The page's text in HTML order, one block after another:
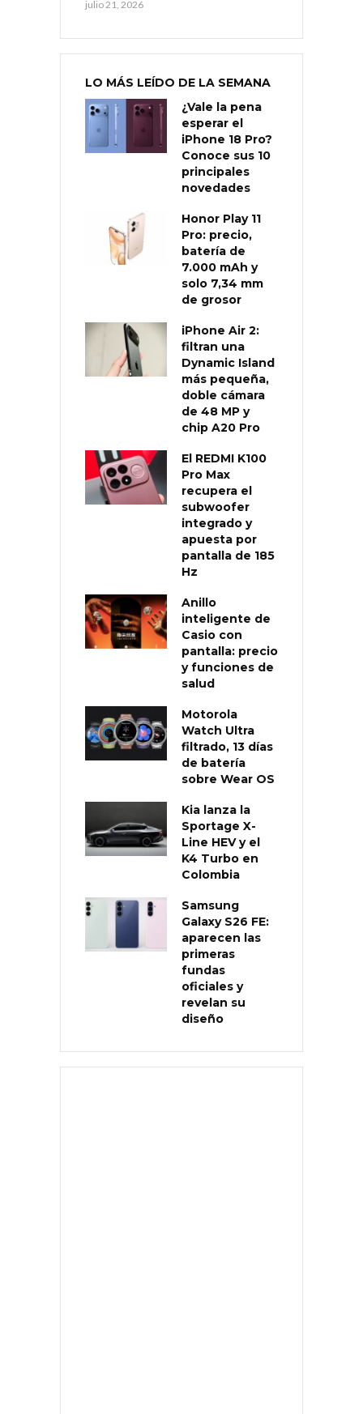
julio 21, 2026
LO MÁS LEÍDO DE LA SEMANA
¿Vale la pena
esperar el
iPhone 18 Pro?
Conoce sus 10
principales
novedades
Honor Play 11
Pro: precio,
batería de
7.000 mAh y
solo 7,34 mm
de grosor
iPhone Air 2:
filtran una
Dynamic Island
más pequeña,
doble cámara
de 48 MP y
chip A20 Pro
El REDMI K100
Pro Max
recupera el
subwoofer
integrado y
apuesta por
pantalla de 185
Hz
Anillo
inteligente de
Casio con
pantalla: precio
y funciones de
salud
Motorola
Watch Ultra
filtrado, 13 días
de batería
sobre Wear OS
Kia lanza la
Sportage X-
Line HEV y el
K4 Turbo en
Colombia
Samsung
Galaxy S26 FE:
aparecen las
primeras
fundas
oficiales y
revelan su
diseño